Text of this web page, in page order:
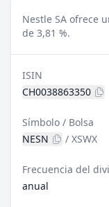
Nestle SA ofrece
de 3,81 %.
ISIN
CH0038863350
Símbolo / Bolsa
NESN
/ XSWX
Frecuencia del
anual